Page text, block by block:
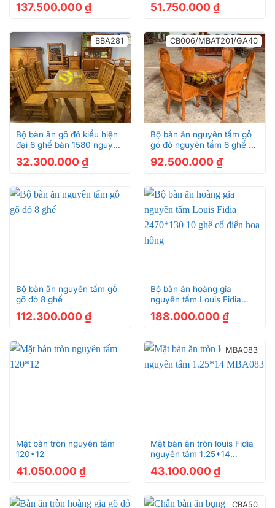
137.500.000 ₫ 51.750.000 ₫
BBA281
Bộ bàn ăn gõ đỏ kiểu hiện
đại 6 ghế bàn 1580 nguyên
32.300.000 ₫
CB006/MBAT201/GA40
Bộ bàn ăn nguyên tấm gỗ
gõ đỏ nguyên tấm 6 ghế –
92.500.000 ₫
Bộ bàn ăn nguyên tấm gỗ
gõ đỏ 8 ghế
112.300.000 ₫
Bộ bàn ăn hoàng gia
nguyên tấm Louis Fidia
hoa hồng
188.000.000 ₫
Mặt bàn tròn nguyên tấm
120*12
41.050.000 ₫
MBA083
Mặt bàn ăn tròn louis Fidia
nguyên tấm 1.25*14
43.100.000 ₫
CBA50